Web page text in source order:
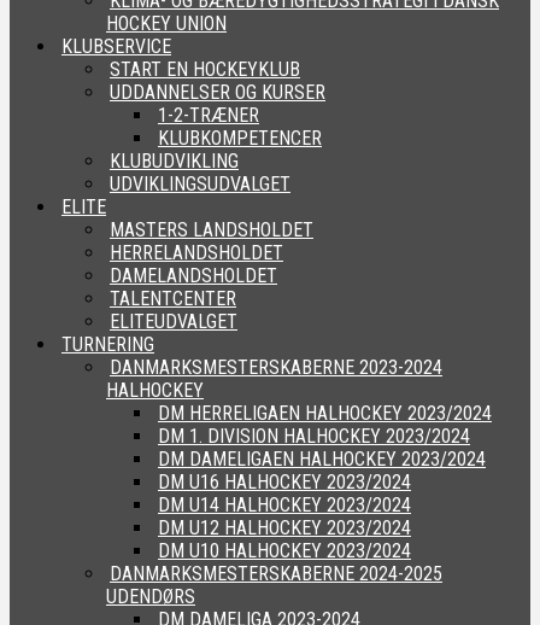
HOCKEY UNION
KLUBSERVICE
START EN HOCKEYKLUB
UDDANNELSER OG KURSER
1-2-TRÆNER
KLUBKOMPETENCER
KLUBUDVIKLING
UDVIKLINGSUDVALGET
ELITE
MASTERS LANDSHOLDET
HERRELANDSHOLDET
DAMELANDSHOLDET
TALENTCENTER
ELITEUDVALGET
TURNERING
DANMARKSMESTERSKABERNE 2023-2024
HALHOCKEY
DM HERRELIGAEN HALHOCKEY 2023/2024
DM 1. DIVISION HALHOCKEY 2023/2024
DM DAMELIGAEN HALHOCKEY 2023/2024
DM U16 HALHOCKEY 2023/2024
DM U14 HALHOCKEY 2023/2024
DM U12 HALHOCKEY 2023/2024
DM U10 HALHOCKEY 2023/2024
DANMARKSMESTERSKABERNE 2024-2025
UDENDØRS
DM DAMELIGA 2023-2024